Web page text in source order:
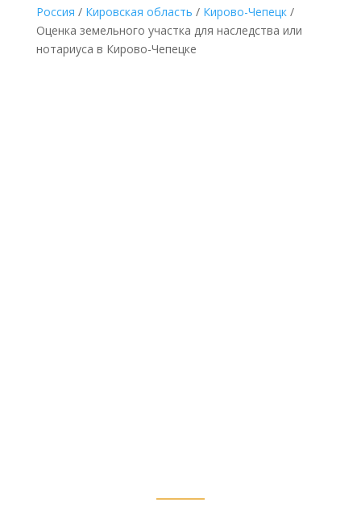
Россия / Кировская область / Кирово-Чепецк/
Оценка земельного участка для наследства или
нотариуса в Кирово-Чепецке